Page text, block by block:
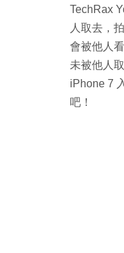
TechRax
人取去，
會被他人
未被他人
iPhone 7
吧！